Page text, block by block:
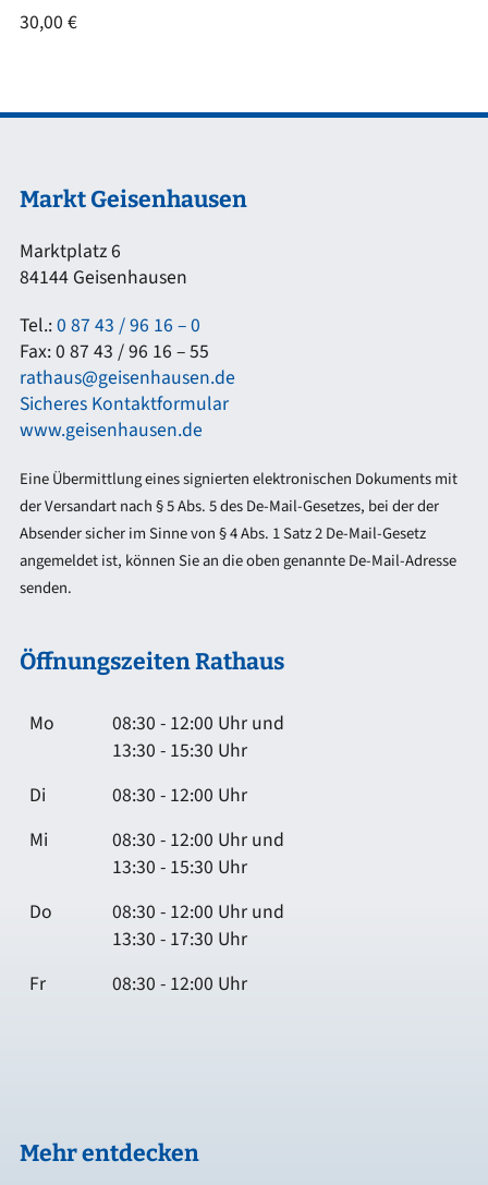
30,00 €
Markt Geisenhausen
Marktplatz 6
84144 Geisenhausen
Tel.:0 87 43 / 96 16 – 0
Fax: 0 87 43 / 96 16 – 55
rathaus@geisenhausen.de
Sicheres Kontaktformular
www.geisenhausen.de
Eine Übermittlung eines signierten elektronischen Dokuments mit
der Versandart nach § 5 Abs. 5 des De-Mail-Gesetzes, bei der der
Absender sicher im Sinne von § 4 Abs. 1 Satz 2 De-Mail-Gesetz
angemeldet ist, können Sie an die oben genannte De-Mail-Adresse
senden.
Öffnungszeiten Rathaus
Mo
08:30 - 12:00 Uhr und
13:30 - 15:30 Uhr
Di
08:30 - 12:00 Uhr
Mi
08:30 - 12:00 Uhr und
13:30 - 15:30 Uhr
Do
08:30 - 12:00 Uhr und
13:30 - 17:30 Uhr
Fr
08:30 - 12:00 Uhr
Mehr entdecken